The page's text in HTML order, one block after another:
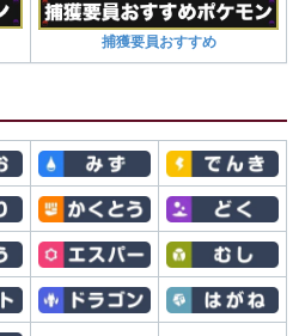
捕獲要員おすすめ